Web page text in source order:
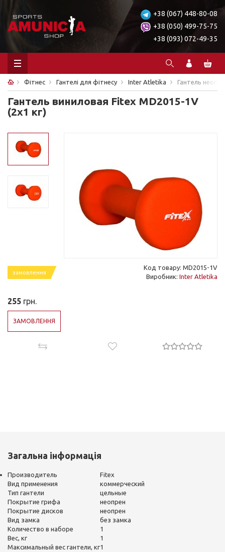
+38 (067) 448-80-08
+38 (050) 499-75-75
+38 (093) 072-49-35
Фітнес Гантелі для фітнесу Inter Atletika Гантель
Гантель виниловая Fitex MD2015-1V
(2x1 кг)
замовлення
Код товару: MD2015-1V
Виробник: Inter Atletika
255 грн.
ЗАМОВЛЕННЯ
Загальна інформація
Производитель
Fitex
Вид применения
коммерческий
Тип гантели
цельные
Покрытие грифа
неопрен
Покрытие дисков
неопрен
Вид замка
без замка
Количество в наборе
1
Вес, кг
1
Максимальный вес гантели, кг1